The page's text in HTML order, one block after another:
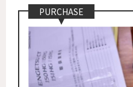
PURCHASE